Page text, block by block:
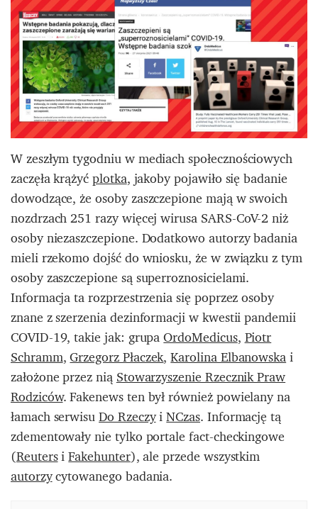
W zeszłym tygodniu w mediach społecznościowych
zaczęła krążyćplotka, jakoby pojawiło się badanie
dowodzące, że osoby zaszczepione mają w swoich
nozdrzach 251 razy więcej wirusa SARS-CoV-2 niż
osoby niezaszczepione. Dodatkowo autorzy badania
mieli rzekomo dojść do wniosku, że w związku z tym
osoby zaszczepione są superroznosicielami.
Informacja ta rozprzestrzenia się poprzez osoby
znane z szerzenia dezinformacji w kwestii pandemii
COVID-19, takie jak: grupaOrdoMedicus,Piotr
Schramm,Grzegorz Płaczek,Karolina Elbanowskai
założone przez niąStowarzyszenie Rzecznik Praw
Rodziców. Fakenews ten był również powielany na
łamach serwisuDo RzeczyiNCzas. Informację tą
zdementowały nie tylko portale fact-checkingowe
(ReutersiFakehunter), ale przede wszystkim
autorzycytowanego badania.